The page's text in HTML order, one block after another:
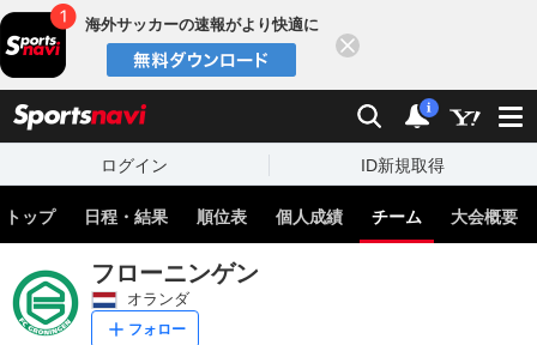
海外サッカーの速報がより快適に
検索 通知
i
ログイン ID新規取得
トップ 日程・結果 順位表 個人成績 チーム 大会概要
フローニンゲン
オランダ
フォロー